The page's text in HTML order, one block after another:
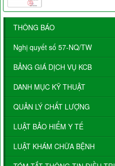
THÔNG BÁO
Nghị quyết số 57-NQ/TW
BẢNG GIÁ DỊCH VỤ KCB
DANH MỤC KỸ THUẬT
QUẢN LÝ CHẤT LƯỢNG
LUẬT BẢO HIỂM Y TẾ
LUẬT KHÁM CHỮA BỆNH